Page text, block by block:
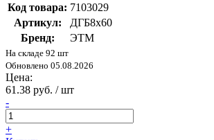
Код товара: 7103029
Артикул:
ДГБ8х60
Бренд:
ЭТМ
На складе 92 шт
Обновлено 05.08.2026
Цена:
61.38 руб. / шт
-
+